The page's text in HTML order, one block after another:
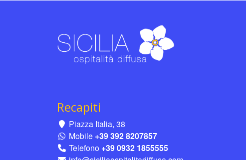
Recapiti
Piazza Italia, 38
Mobile +39 392 8207857
Telefono +39 0932 1855555